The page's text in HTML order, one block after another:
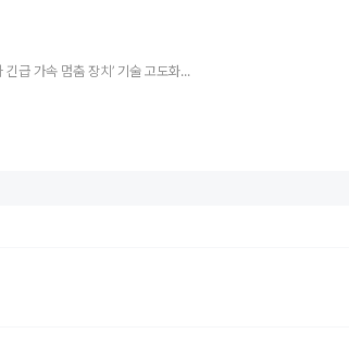
불스원-시너지션, ‘자동차 긴급 가속 멈춤 장치’ 기술 고도화·사업화 위한 MOU 체결